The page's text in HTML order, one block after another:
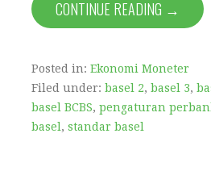
CONTINUE READING →
Posted in: Ekonomi Moneter
Filed under: basel 2, basel 3,
basel BCBS, pengaturan
basel, standar basel